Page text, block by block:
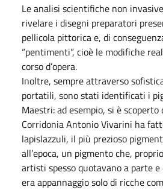
Le analisi scientifiche non
rivelare i disegni preparatori
pellicola pittorica e, di
“pentimenti”, cioè le modifiche
corso d’opera.
Inoltre, sempre attraverso
portatili, sono stati identificati i
Maestri: ad esempio, si è
Corridonia Antonio Vivarini ha
lapislazzuli, il più prezioso
all’epoca, un pigmento che,
artisti spesso quotavano a parte e
era appannaggio solo di ricche